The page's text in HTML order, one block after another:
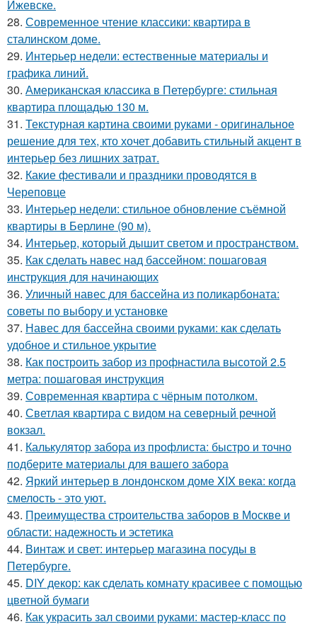
Ижевске.
28. Современное чтение классики: квартира в
сталинском доме.
29. Интерьер недели: естественные материалы и
графика линий.
30. Американская классика в Петербурге: стильная
квартира площадью 130 м.
31. Текстурная картина своими руками - оригинальное
решение для тех, кто хочет добавить стильный акцент в
интерьер без лишних затрат.
32. Какие фестивали и праздники проводятся в
Череповце
33. Интерьер недели: стильное обновление съёмной
квартиры в Берлине (90 м).
34. Интерьер, который дышит светом и пространством.
35. Как сделать навес над бассейном: пошаговая
инструкция для начинающих
36. Уличный навес для бассейна из поликарбоната:
советы по выбору и установке
37. Навес для бассейна своими руками: как сделать
удобное и стильное укрытие
38. Как построить забор из профнастила высотой 2.5
метра: пошаговая инструкция
39. Современная квартира с чёрным потолком.
40. Светлая квартира с видом на северный речной
вокзал.
41. Калькулятор забора из профлиста: быстро и точно
подберите материалы для вашего забора
42. Яркий интерьер в лондонском доме XIX века: когда
смелость - это уют.
43. Преимущества строительства заборов в Москве и
области: надежность и эстетика
44. Винтаж и свет: интерьер магазина посуды в
Петербурге.
45. DIY декор: как сделать комнату красивее с помощью
цветной бумаги
46. Как украсить зал своими руками: мастер-класс по